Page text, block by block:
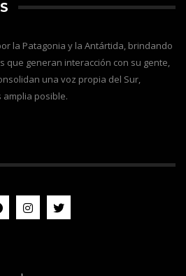
la Patagonia y la Antártida, brindando
que generan interacción con su gente,
una voz propia del Sur,
posible.